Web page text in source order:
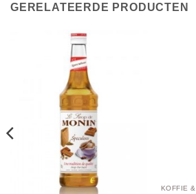
GERELATEERDE PRODUCTEN
KOFFIE